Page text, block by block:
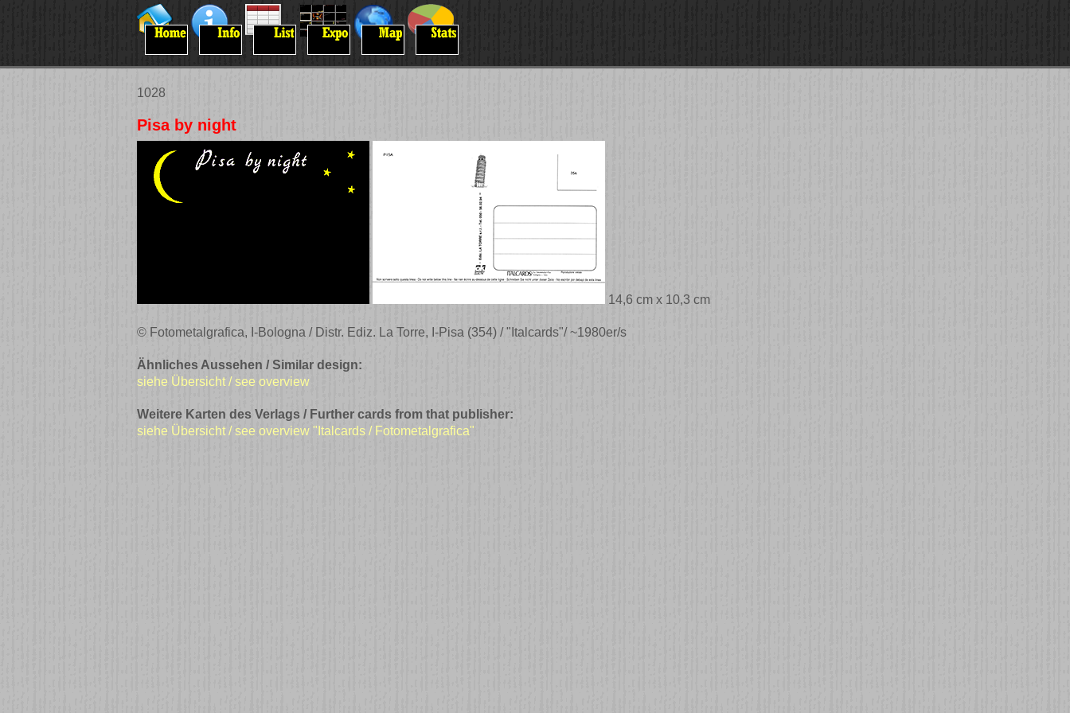
1028
Pisa by night
14,6 cm x 10,3 cm
© Fotometalgrafica, I-Bologna / Distr. Ediz. La Torre, I-Pisa (354) / "Italcards"/ ~1980er/s
Ähnliches Aussehen / Similar design:
siehe Übersicht / see overview
Weitere Karten des Verlags / Further cards from that publisher:
siehe Übersicht / see overview "Italcards / Fotometalgrafica"